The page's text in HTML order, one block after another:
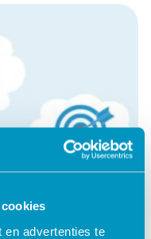
en advertenties te